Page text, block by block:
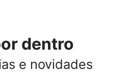
dentro
e novidades